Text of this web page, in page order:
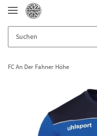
FC An Der Fahner Höhe